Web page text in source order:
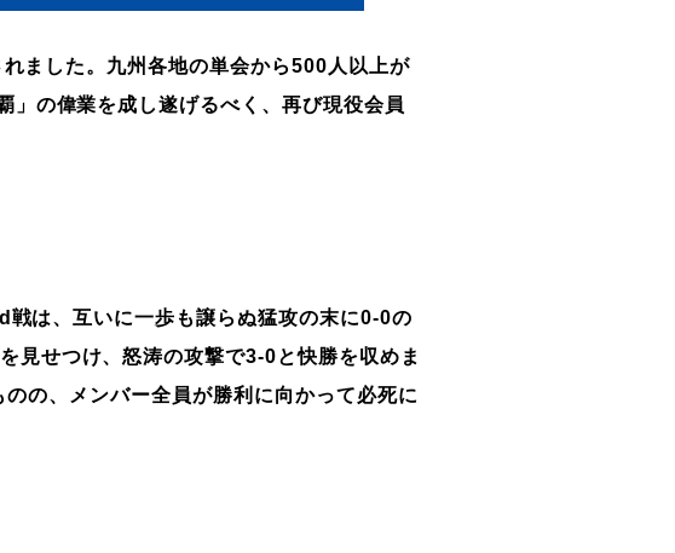
ました。九州各地の単会から500 人以上が
」の偉業を成し遂げるべく、再び現役会員
戦は、互いに一歩も譲らぬ猛攻の末に0-0の
見せつけ、怒涛の攻撃で3-0と快勝を収めま
のの、メンバー全員が勝利に向かって必死に